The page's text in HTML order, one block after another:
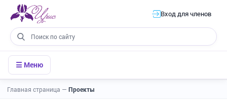
Вход для членов
☰ Меню
Главная страница — Проекты